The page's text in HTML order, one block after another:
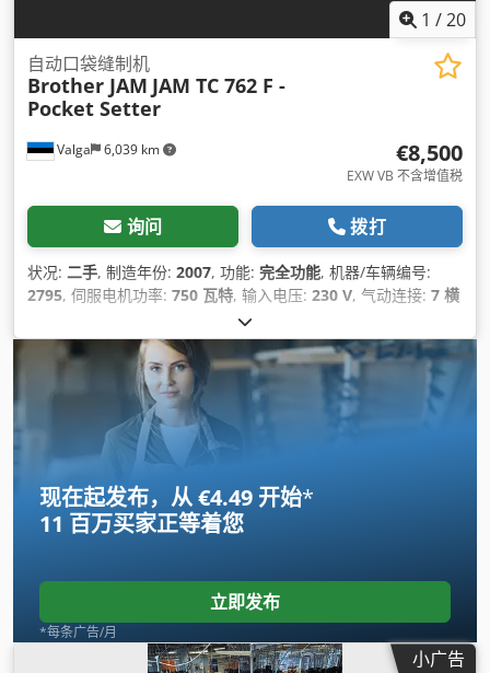
1 /20
Valga 6,039 km
自动口袋缝制机
Brother JAM JAM TC 762 F -
Pocket Setter
€8,500
EXW VB 不含增值税
询问 拨打
状况: 二手, 制造年份: 2007, 功能: 完全功能, 机器/车辆编号:
2795, 伺服电机功率: 750 瓦特, 输入电压: 230 V, 气动连接: 7 横
现在起发布，从 €4.49 开始*
11 百万买家正等着您
立即发布
*每条广告/月
小广告